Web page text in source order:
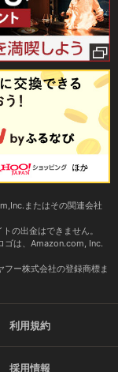
またはその関連会社
の出金はできません。
ゴは、Amazon.com, Inc.
ー株式会社の登録商標ま
利用規約
採用情報